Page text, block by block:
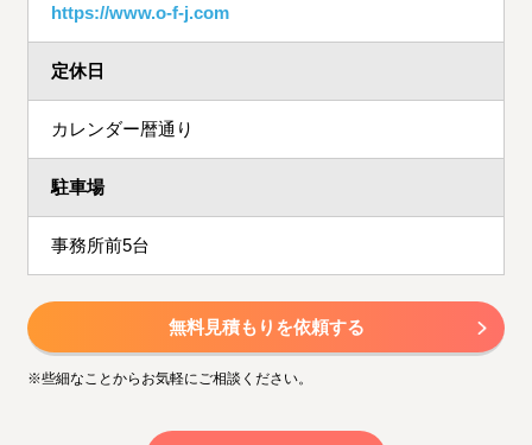
https://www.o-f-j.com
定休日
カレンダー暦通り
駐車場
事務所前5台
無料見積もりを依頼する
※些細なことからお気軽にご相談ください。